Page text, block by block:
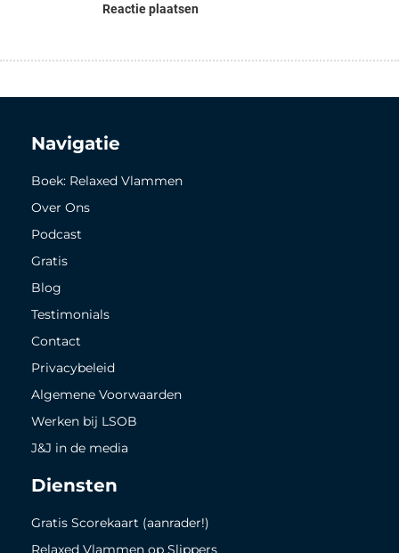
Reactie plaatsen
Navigatie
Boek: Relaxed Vlammen
Over Ons
Podcast
Gratis
Blog
Testimonials
Contact
Privacybeleid
Algemene Voorwaarden
Werken bij LSOB
J&J in de media
Diensten
Gratis Scorekaart (aanrader!)
Relaxed Vlammen op Slippers